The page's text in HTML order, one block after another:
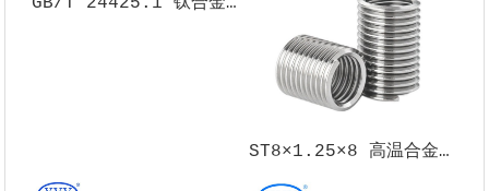
ST8×1.25×8 高温合金螺纹嵌件 X750材质GJB119.1A-2001